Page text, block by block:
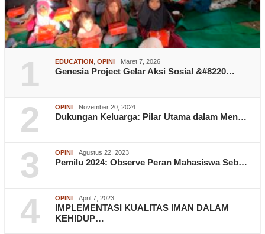
1 EDUCATION OPINI Maret 7, 2026
Genesia Project Gelar Aksi Sosial &#8220…
2 OPINI November 20, 2024
Dukungan Keluarga: Pilar Utama dalam Men…
3 OPINI Agustus 22, 2023
Pemilu 2024: Observe Peran Mahasiswa Seb…
4 OPINI April 7, 2023
IMPLEMENTASI KUALITAS IMAN DALAM
KEHIDUP…